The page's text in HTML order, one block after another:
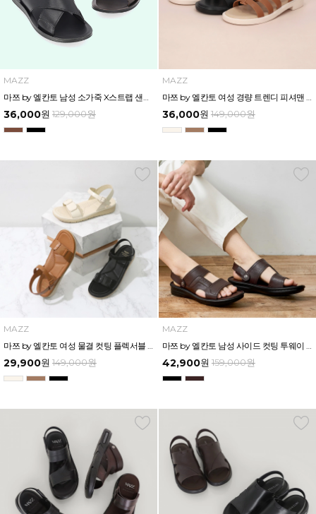
MAZZ
36,000원 129,000원
MAZZ
36,000원 149,000원
MAZZ
29,900원 149,000원
MAZZ
42,900원 159,000원